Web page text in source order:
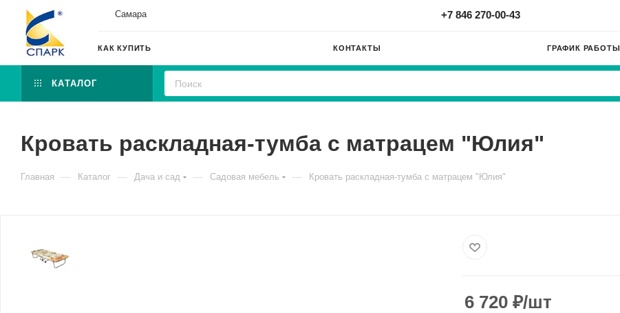
Самара +7 846 270-00-43
КАК КУПИТЬ КОНТАКТЫ ГРАФИК РАБОТЫ
КАТАЛОГ
Кровать раскладная-тумба с матрацем "Юлия"
Главная — Каталог — Дача и сад — Садовая мебель — Кровать раскладная-тумба с матрацем "Юлия"
6 720 ₽/шт